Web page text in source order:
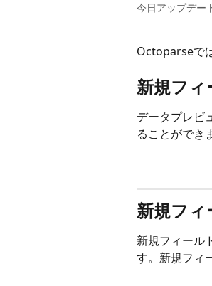
今日アップデー
Octoparseで
新規フィ
データプレビ
ることができ
新規フィ
新規フィール
す。新規フィ